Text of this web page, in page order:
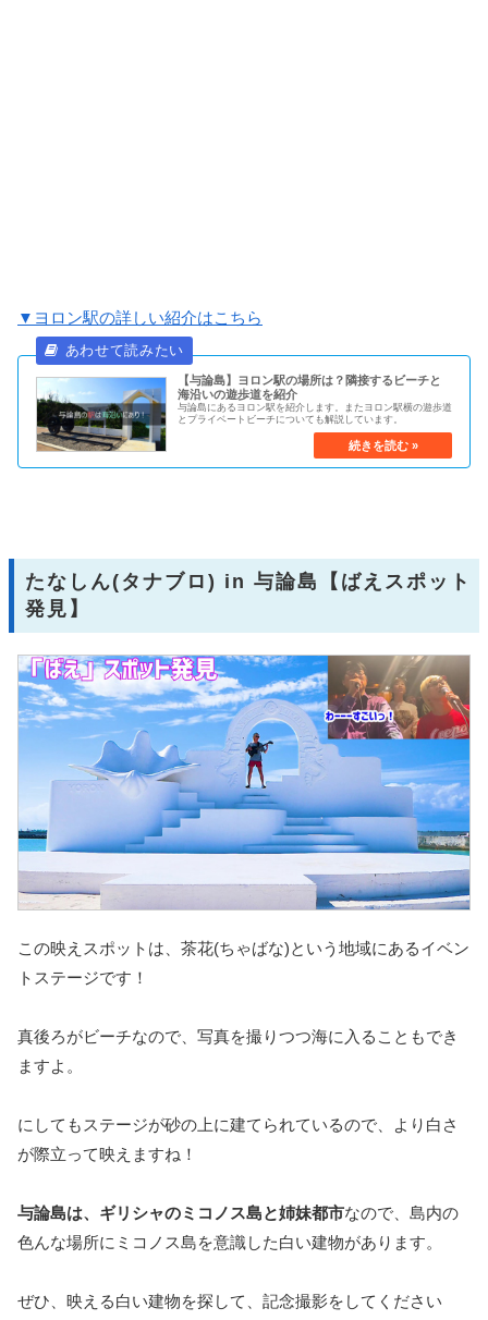
▼ヨロン駅の詳しい紹介はこちら
【与論島】ヨロン駅の場所は？隣接するビーチと
海沿いの遊歩道を紹介
与論島にあるヨロン駅を紹介します。またヨロン駅横の遊歩道
とプライベートビーチについても解説しています。
たなしん(タナブロ) in 与論島【ばえスポット
発見】
この映えスポットは、茶花(ちゃばな)という地域にあるイベン
トステージです！
真後ろがビーチなので、写真を撮りつつ海に入ることもでき
ますよ。
にしてもステージが砂の上に建てられているので、より白さ
が際立って映えますね！
与論島は、ギリシャのミコノス島と姉妹都市なので、島内の
色んな場所にミコノス島を意識した白い建物があります。
ぜひ、映える白い建物を探して、記念撮影をしてください